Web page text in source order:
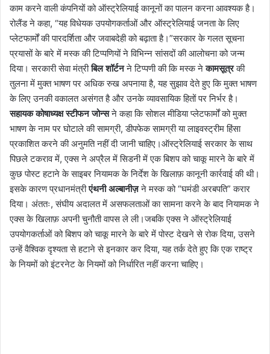
काम करने वाली कंपनियों को ऑस्ट्रेलियाई कानूनों का पालन करना आवश्यक है।
रोलैंड ने कहा, “यह विधेयक उपयोगकर्ताओं और ऑस्ट्रेलियाई जनता के लिए
प्लेटफार्मों की पारदर्शिता और जवाबदेही को बढ़ाता है।”सरकार के गलत सूचना
प्रयासों के बारे में मस्क की टिप्पणियों ने विभिन्न सांसदों की आलोचना को जन्म
दिया। सरकारी सेवा मंत्रीबिल शॉर्टनने टिप्पणी की कि मस्क नेकामसूत्रकी
तुलना में मुक्त भाषण पर अधिक रुख अपनाया है, यह सुझाव देते हुए कि मुक्त भाषण
के लिए उनकी वकालत असंगत है और उनके व्यावसायिक हितों पर निर्भर है।
सहायक कोषाध्यक्ष स्टीफन जोन्सने कहा कि सोशल मीडिया प्लेटफार्मों को मुक्त
भाषण के नाम पर घोटाले की सामग्री, डीपफेक सामग्री या लाइवस्ट्रीम हिंसा
प्रकाशित करने की अनुमति नहीं दी जानी चाहिए।ऑस्ट्रेलियाई सरकार के साथ
पिछले टकराव में, एक्स ने अप्रैल में सिडनी में एक बिशप को चाकू मारने के बारे में
कुछ पोस्ट हटाने के साइबर नियामक के निर्देश के खिलाफ़ कानूनी कार्रवाई की थी।
इसके कारण प्रधानमंत्रीएंथनी अल्बानीज़ने मस्क को “घमंडी अरबपति” करार
दिया। अंततः, संघीय अदालत में असफलताओं का सामना करने के बाद नियामक ने
एक्स के खिलाफ़ अपनी चुनौती वापस ले ली।जबकि एक्स ने ऑस्ट्रेलियाई
उपयोगकर्ताओं को बिशप को चाकू मारने के बारे में पोस्ट देखने से रोक दिया, उसने
उन्हें वैश्विक दृश्यता से हटाने से इनकार कर दिया, यह तर्क देते हुए कि एक राष्ट्र
के नियमों को इंटरनेट के नियमों को निर्धारित नहीं करना चाहिए।